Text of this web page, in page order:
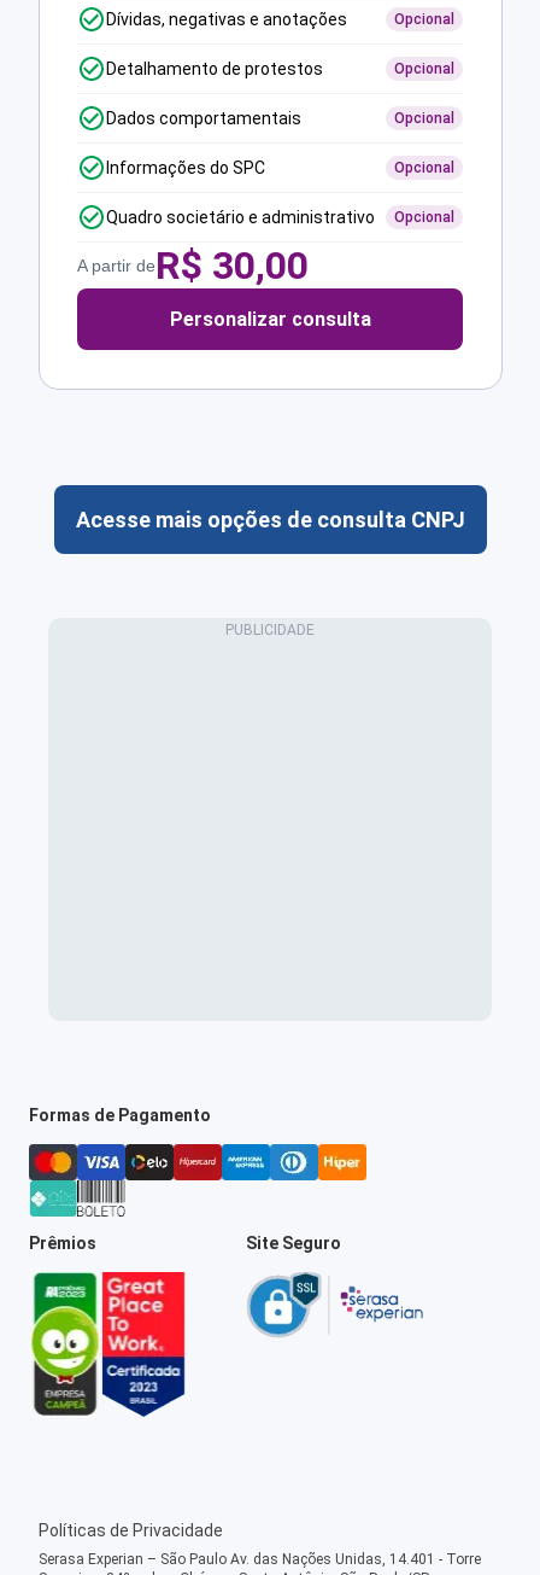
Dívidas, negativas e anotações Opcional
Detalhamento de protestos Opcional
Dados comportamentais Opcional
Informações do SPC Opcional
Quadro societário e administrativo Opcional
A partir deR$ 30,00
Personalizar consulta
Acesse mais opções de consulta CNPJ
Formas de Pagamento
Prêmios Site Seguro
Políticas de Privacidade
Serasa Experian – São Paulo Av. das Nações Unidas, 14.401 - Torre